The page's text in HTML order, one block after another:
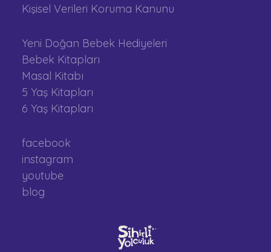
Kişisel Verileri Koruma Kanunu
Yeni Doğan Bebek Hediyeleri
Bebek Kitapları
Masal Kitabı
5 Yaş Kitapları
6 Yaş Kitapları
facebook
instagram
youtube
blog